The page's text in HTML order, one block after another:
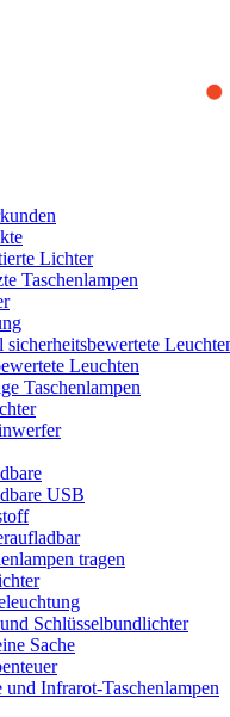
provide you the best
more or to find out how
Lichter
Taschenlampen
sicherheitsbewertete
Leuchten
Taschenlampen
USB
tragen
Schlüsselbundlichter
Sache
Infrarot-Taschenlampen